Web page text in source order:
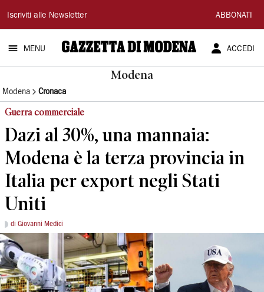
Gazzetta
di
Modena
Iscriviti alle Newsletter ABBONATI
MENU ACCEDI
Modena
Modena Cronaca
Guerra commerciale
Dazi al 30%, una mannaia:
Modena è la terza provincia in
Italia per export negli Stati
Uniti
di Giovanni Medici